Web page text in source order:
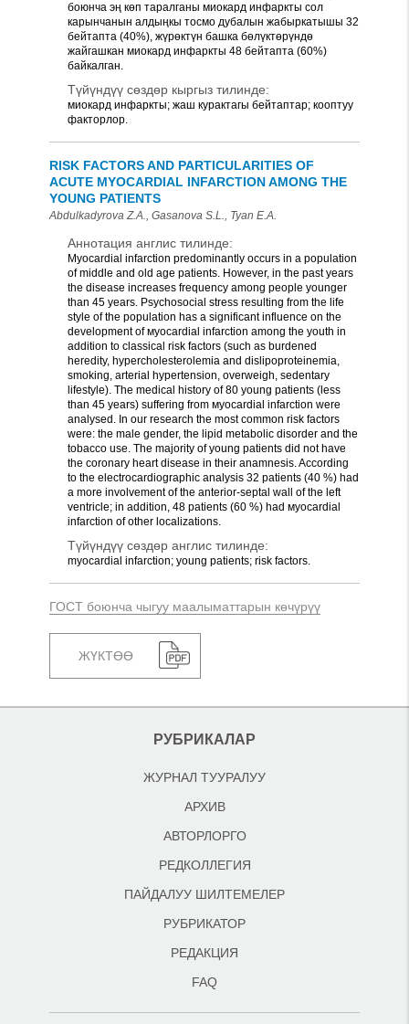
боюнча эң көп таралганы миокард инфаркты сол
карынчанын алдыңкы тосмо дубалын жабыркатышы 32
бейтапта (40%), жүрөктүн башка бөлүктөрүндө
жайгашкан миокард инфаркты 48 бейтапта (60%)
байкалган.
Түйүндүү сөздөр кыргыз тилинде:
миокард инфаркты; жаш курактагы бейтаптар; кооптуу
факторлор.
RISK FACTORS AND PARTICULARITIES OF
ACUTE MYOCARDIAL INFARCTION AMONG THE
YOUNG PATIENTS
Abdulkadyrova Z.A., Gasanova S.L., Tyan E.A.
Аннотация англис тилинде:
Myocardial infarction predominantly occurs in a population
of middle and old age patients. However, in the past years
the disease increases frequency among реорle younger
than 45 years. Psychosocial stress resulting from the life
style of the population has a significant influence on the
development of мyocardial infarction among the youth in
addition to classical risk factors (such as burdened
heredity, hypercholesterolemia and dislipoproteinemia,
smoking, arterial hypertension, overweigh, sedentary
lifestyle). The medical history of 80 young patients (less
than 45 years) suffering from мyocardial infarction were
analysed. In our research the most common risk factors
were: the male gender, the lipid metabolic disorder and the
tobacco use. The majority of young patients did not have
the coronary heart disease in their anamnesis. According
to the electrocardiographic analysis 32 patients (40 %) had
a more involvement of the anterior-septal wall of the left
ventricle; in addition, 48 patients (60 %) had мyocardial
infarction of other localizations.
Түйүндүү сөздөр англис тилинде:
myocardial infarction; young patients; risk factors.
ГОСТ боюнча чыгуу маалыматтарын көчүрүү
ЖҮКТӨӨ
РУБРИКАЛАР
ЖУРНАЛ ТУУРАЛУУ
АРХИВ
АВТОРЛОРГО
РЕДКОЛЛЕГИЯ
ПАЙДАЛУУ ШИЛТЕМЕЛЕР
РУБРИКАТОР
РЕДАКЦИЯ
FAQ